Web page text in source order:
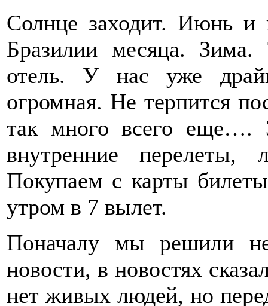
Солнце заходит. Июнь
Бразилии месяца.
отель. У нас уже
огромная. Не терпится
так много всего еще….
внутренние перелеты,
Покупаем с карты
утром в 7 вылет.
Поначалу мы решили
новости, в новостях
нет живых людей, но